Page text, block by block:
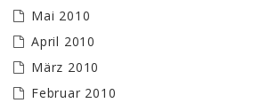
Mai 2010
April 2010
März 2010
Februar 2010